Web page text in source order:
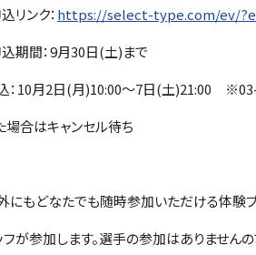
リンク： https://select-type.com/ev/
込期間：9月30日(土)まで
：10月2日(月)10:00～7日(土)21:00
場合はキャンセル待ち
にもどなたでも随時参加いただける体験ブ
フが参加します。選手の参加はありません